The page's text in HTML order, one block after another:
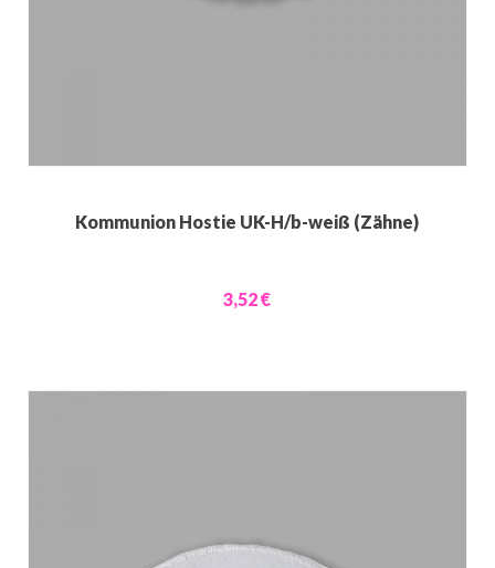
Kommunion Hostie UK-H/b-weiß (Zähne)
3,52 €